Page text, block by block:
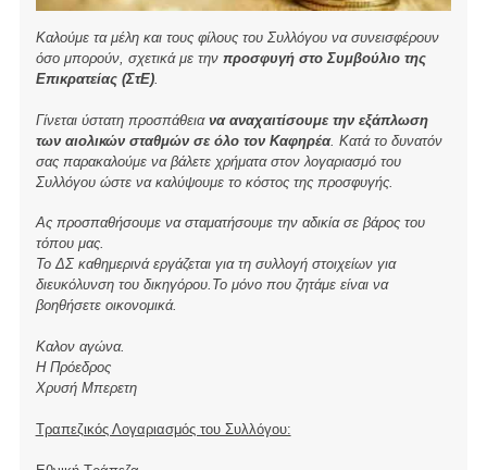
Καλούμε τα μέλη και τους φίλους του Συλλόγου να συνεισφέρουν
όσο μπορούν, σχετικά με την προσφυγή στο Συμβούλιο της
Επικρατείας (ΣτΕ).
Γίνεται ύστατη προσπάθεια να αναχαιτίσουμε την εξάπλωση
των αιολικών σταθμών σε όλο τον Καφηρέα. Κατά το δυνατόν
σας παρακαλούμε να βάλετε χρήματα στον λογαριασμό του
Συλλόγου ώστε να καλύψουμε το κόστος της προσφυγής.
Ας προσπαθήσουμε να σταματήσουμε την αδικία σε βάρος του
τόπου μας.
Το ΔΣ καθημερινά εργάζεται για τη συλλογή στοιχείων για
διευκόλυνση του δικηγόρου.Το μόνο που ζητάμε είναι να
βοηθήσετε οικονομικά.
Καλον αγώνα.
Η Πρόεδρος
Χρυσή Μπερετη
Τραπεζικός Λογαριασμός του Συλλόγου: